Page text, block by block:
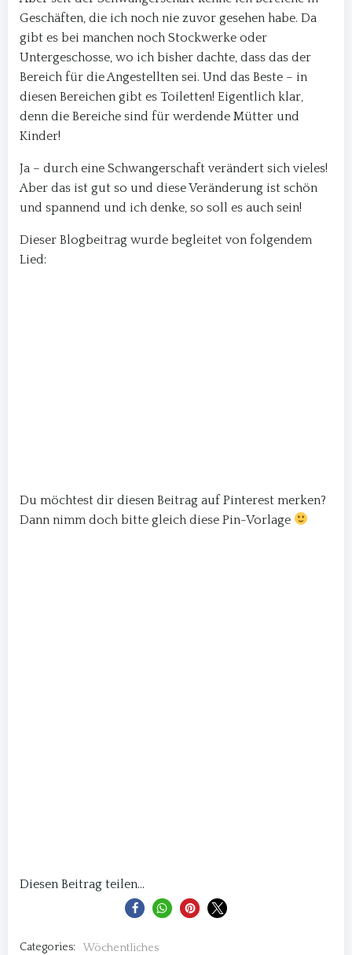
Geschäften, die ich noch nie zuvor gesehen habe. Da
gibt es bei manchen noch Stockwerke oder
Untergeschosse, wo ich bisher dachte, dass das der
Bereich für die Angestellten sei. Und das Beste – in
diesen Bereichen gibt es Toiletten! Eigentlich klar,
denn die Bereiche sind für werdende Mütter und
Kinder!
Ja – durch eine Schwangerschaft verändert sich vieles!
Aber das ist gut so und diese Veränderung ist schön
und spannend und ich denke, so soll es auch sein!
Dieser Blogbeitrag wurde begleitet von folgendem
Lied:
Du möchtest dir diesen Beitrag auf Pinterest merken?
Dann nimm doch bitte gleich diese Pin-Vorlage
Diesen Beitrag teilen...
Categories:
Wöchentliches